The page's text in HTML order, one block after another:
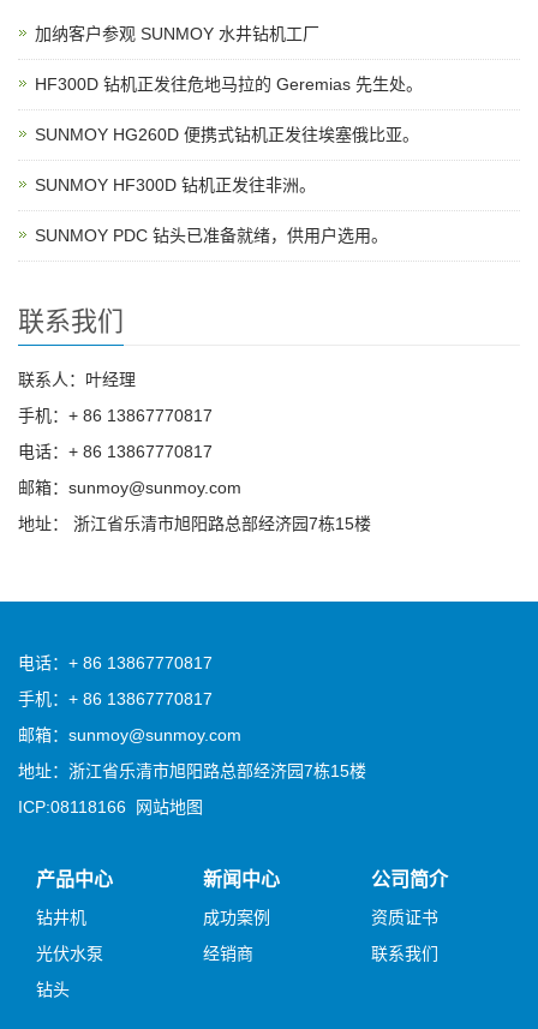
加纳客户参观 SUNMOY 水井钻机工厂
HF300D 钻机正发往危地马拉的 Geremias 先生处。
SUNMOY HG260D 便携式钻机正发往埃塞俄比亚。
SUNMOY HF300D 钻机正发往非洲。
SUNMOY PDC 钻头已准备就绪，供用户选用。
联系我们
联系人：叶经理
手机：+ 86 13867770817
电话：+ 86 13867770817
邮箱：sunmoy@sunmoy.com
地址： 浙江省乐清市旭阳路总部经济园7栋15楼
电话：+ 86 13867770817
手机：+ 86 13867770817
邮箱：sunmoy@sunmoy.com
地址：浙江省乐清市旭阳路总部经济园7栋15楼
ICP:08118166 网站地图
产品中心
钻井机
光伏水泵
钻头
新闻中心
成功案例
经销商
公司简介
资质证书
联系我们